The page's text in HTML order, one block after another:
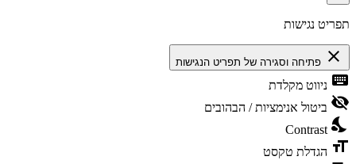
תפריט נגישות
close פתיחה וסגירה של תפריט הנגישות
keyboard ניווט מקלדת
visibility_off ביטול אנימציות / הבהובים
nights_stay
Contrast
format_size הגדלת טקסט